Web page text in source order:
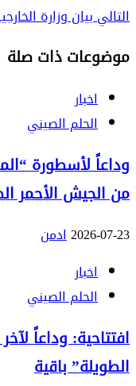
التاليبيان وزارة
موضوعات ذات صلة
اخبار
الحلم الصيني
وداعاً لأسطورة
من الجيش الأحمر
2026-07-23ادمن
اخبار
الحلم الصيني
افتتاحية: وداعاً
الطويلة” باقية